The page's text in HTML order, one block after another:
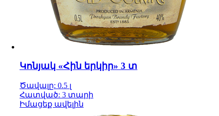
Կոնյակ «Հին երկիր» 3 տ
Ծավալը: 0.5 լ
Հատված: 3 տարի
Իմացեք ավելին